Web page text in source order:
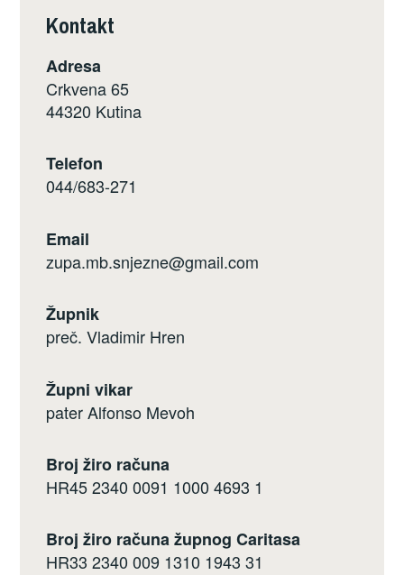
Kontakt
Adresa
Crkvena 65
44320 Kutina
Telefon
044/683-271
Email
zupa.mb.snjezne@gmail.com
Župnik
preč. Vladimir Hren
Župni vikar
pater Alfonso Mevoh
Broj žiro računa
HR45 2340 0091 1000 4693 1
Broj žiro računa župnog Caritasa
HR33 2340 009 1310 1943 31